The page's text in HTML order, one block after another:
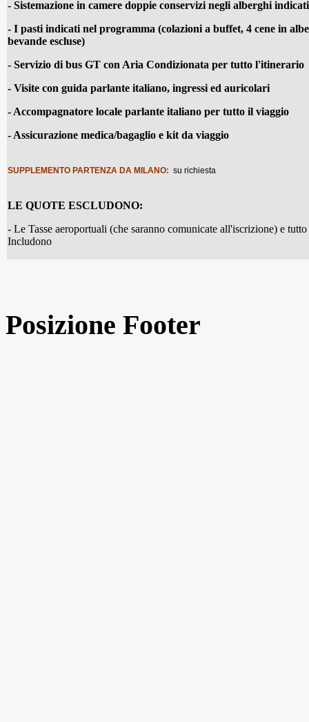
- Sistemazione in camere doppie conservizi negli alberghi
- I pasti indicati nel programma (colazioni a buffet, 4 cene in
bevande escluse)
- Servizio di bus GT con Aria Condizionata per tutto l'itinerario
- Visite con guida parlante italiano, ingressi ed auricolari
- Accompagnatore locale parlante italiano per tutto il viaggio
- Assicurazione medica/bagaglio e kit da viaggio
SUPPLEMENTO PARTENZA DA MILANO: su richiesta
LE QUOTE ESCLUDONO:
- Le Tasse aeroportuali (che saranno comunicate all'iscrizione) e
Includono
Posizione Footer